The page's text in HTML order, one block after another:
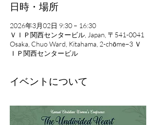
日時・場所
2026年3月02日 9:30 – 16:30
ＶＩＰ関西センタービル, Japan, 〒541-0041
Osaka, Chuo Ward, Kitahama, 2-chōme−3 Ｖ
ＩＰ関西センタービル
イベントについて